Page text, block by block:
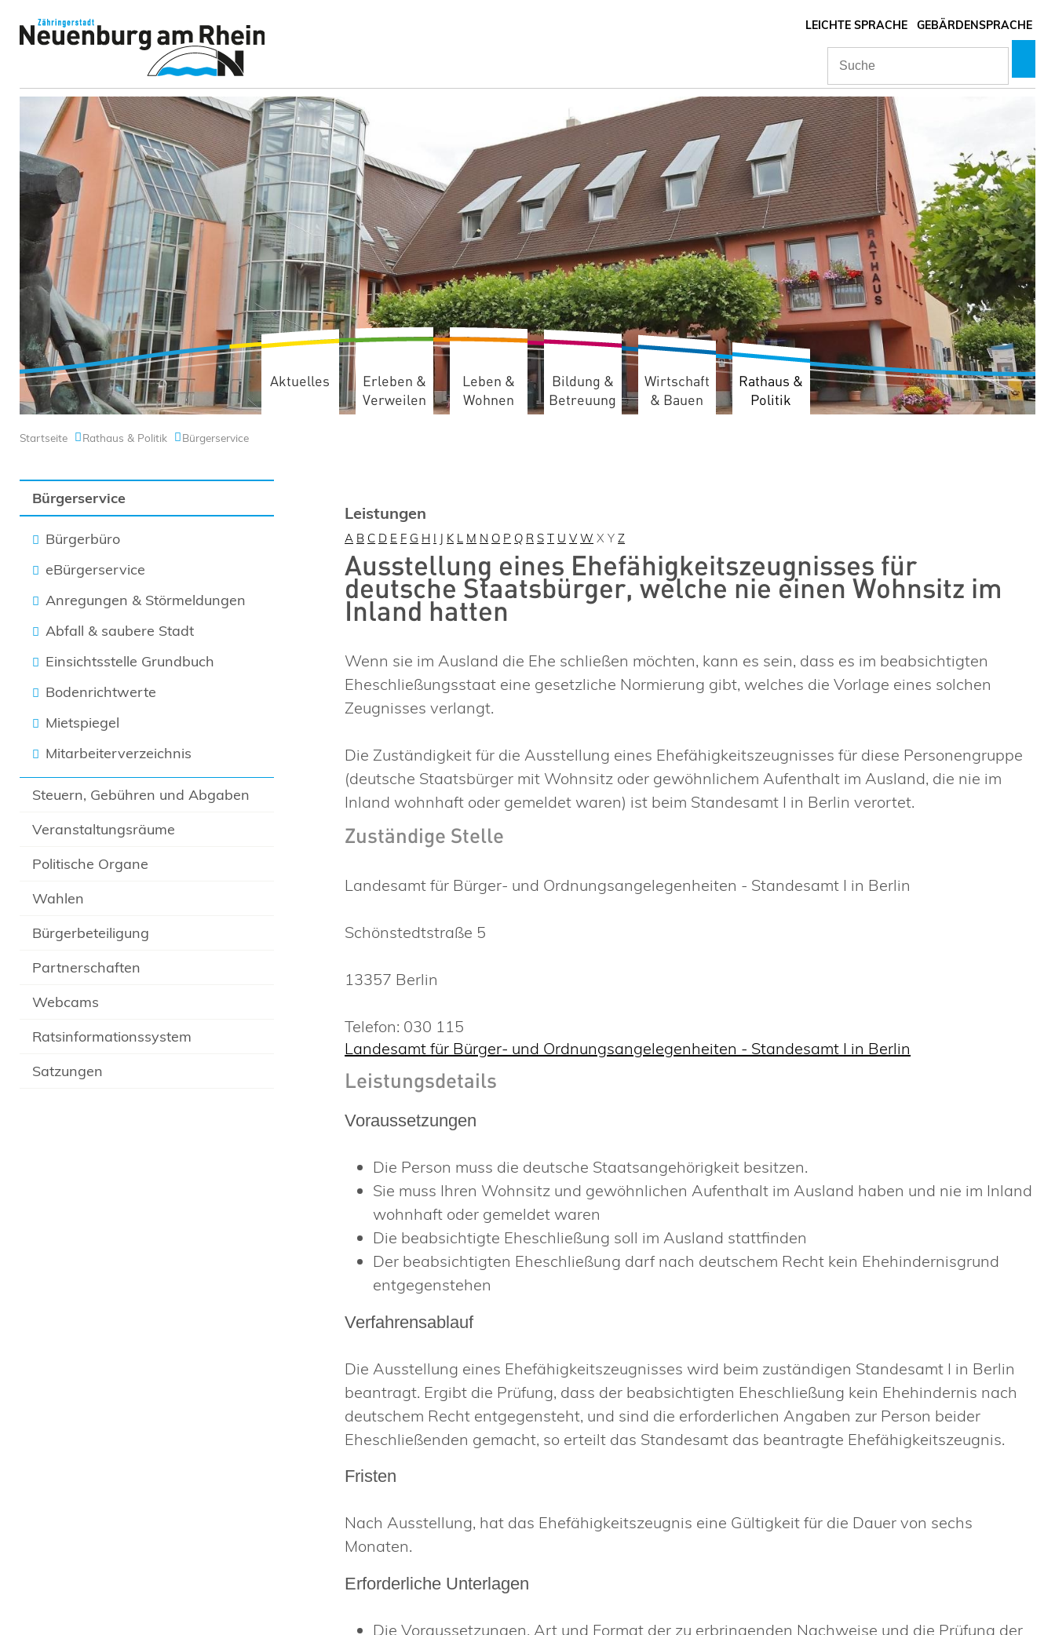
LEICHTE SPRACHE GEBÄRDENSPRACHE
Aktuelles
Erleben &
Verweilen
Leben &
Wohnen
Bildung &
Betreuung
Wirtschaft
& Bauen
Rathaus &
Politik
Startseite Rathaus & Politik Bürgerservice
Bürgerservice
Bürgerbüro
eBürgerservice
Anregungen & Störmeldungen
Abfall & saubere Stadt
Einsichtsstelle Grundbuch
Bodenrichtwerte
Mietspiegel
Mitarbeiterverzeichnis
Steuern, Gebühren und Abgaben
Veranstaltungsräume
Politische Organe
Wahlen
Bürgerbeteiligung
Partnerschaften
Webcams
Ratsinformationssystem
Satzungen
Leistungen
A B C D E F G H I J K L M N O P Q R S T U V W X Y Z
Ausstellung eines Ehefähigkeitszeugnisses für
deutsche Staatsbürger, welche nie einen Wohnsitz im
Inland hatten
Wenn sie im Ausland die Ehe schließen möchten, kann es sein, dass es im beabsichtigten
Eheschließungsstaat eine gesetzliche Normierung gibt, welches die Vorlage eines solchen
Zeugnisses verlangt.
Die Zuständigkeit für die Ausstellung eines Ehefähigkeitszeugnisses für diese Personengruppe
(deutsche Staatsbürger mit Wohnsitz oder gewöhnlichem Aufenthalt im Ausland, die nie im
Inland wohnhaft oder gemeldet waren) ist beim Standesamt I in Berlin verortet.
Zuständige Stelle
Landesamt für Bürger- und Ordnungsangelegenheiten - Standesamt I in Berlin
Schönstedtstraße 5
13357 Berlin
Telefon: 030 115
Landesamt für Bürger- und Ordnungsangelegenheiten - Standesamt I in Berlin
Leistungsdetails
Voraussetzungen
Die Person muss die deutsche Staatsangehörigkeit besitzen.
Sie muss Ihren Wohnsitz und gewöhnlichen Aufenthalt im Ausland haben und nie im Inland
wohnhaft oder gemeldet waren
Die beabsichtigte Eheschließung soll im Ausland stattfinden
Der beabsichtigten Eheschließung darf nach deutschem Recht kein Ehehindernisgrund
entgegenstehen
Verfahrensablauf
Die Ausstellung eines Ehefähigkeitszeugnisses wird beim zuständigen Standesamt I in Berlin
beantragt. Ergibt die Prüfung, dass der beabsichtigten Eheschließung kein Ehehindernis nach
deutschem Recht entgegensteht, und sind die erforderlichen Angaben zur Person beider
Eheschließenden gemacht, so erteilt das Standesamt das beantragte Ehefähigkeitszeugnis.
Fristen
Nach Ausstellung, hat das Ehefähigkeitszeugnis eine Gültigkeit für die Dauer von sechs
Monaten.
Erforderliche Unterlagen
Die Voraussetzungen, Art und Format der zu erbringenden Nachweise und die Prüfung der